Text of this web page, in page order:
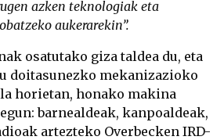
azken teknologiak eta
aukerarekin”.
osatutako giza taldea du, eta
doitasunezko mekanizazioko
horietan, honako makina
barnealdeak, kanpoaldeak,
artezteko Overbecken IRD-